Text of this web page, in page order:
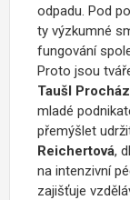
odpadu. Pod
ty výzkumné
fungování
Proto jsou
Taušl
mladé
přemýšlet
Reichertová,
na intenzivní
zajišťuje